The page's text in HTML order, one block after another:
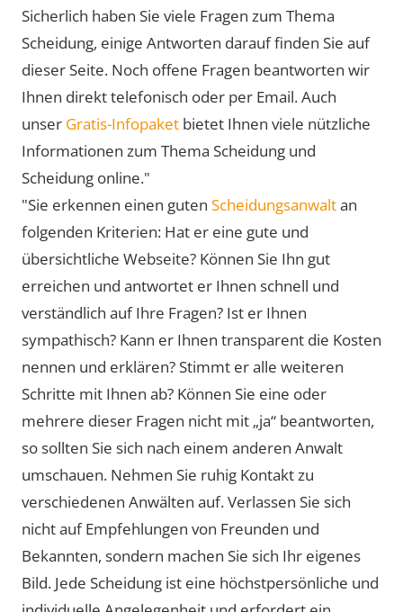
Sicherlich haben Sie viele Fragen zum Thema
Scheidung, einige Antworten darauf finden Sie auf
dieser Seite. Noch offene Fragen beantworten wir
Ihnen direkt telefonisch oder per Email. Auch
unser Gratis-Infopaket bietet Ihnen viele nützliche
Informationen zum Thema Scheidung und
Scheidung online."
"Sie erkennen einen guten Scheidungsanwaltan
folgenden Kriterien: Hat er eine gute und
übersichtliche Webseite? Können Sie Ihn gut
erreichen und antwortet er Ihnen schnell und
verständlich auf Ihre Fragen? Ist er Ihnen
sympathisch? Kann er Ihnen transparent die Kosten
nennen und erklären? Stimmt er alle weiteren
Schritte mit Ihnen ab? Können Sie eine oder
mehrere dieser Fragen nicht mit „ja“ beantworten,
so sollten Sie sich nach einem anderen Anwalt
umschauen. Nehmen Sie ruhig Kontakt zu
verschiedenen Anwälten auf. Verlassen Sie sich
nicht auf Empfehlungen von Freunden und
Bekannten, sondern machen Sie sich Ihr eigenes
Bild. Jede Scheidung ist eine höchstpersönliche und